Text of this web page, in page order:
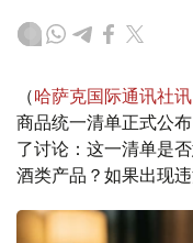
（哈萨克国际通讯社讯
商品统一清单正式公
了讨论：这一清单是
酒类产品？如果出现